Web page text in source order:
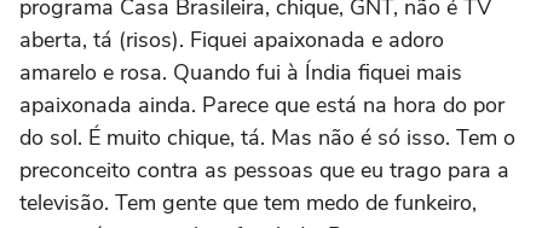
programa Casa Brasileira, chique, GNT, não é TV
aberta, tá (risos). Fiquei apaixonada e adoro
amarelo e rosa. Quando fui à Índia fiquei mais
apaixonada ainda. Parece que está na hora do por
do sol. É muito chique, tá. Mas não é só isso. Tem o
preconceito contra as pessoas que eu trago para a
televisão. Tem gente que tem medo de funkeiro,